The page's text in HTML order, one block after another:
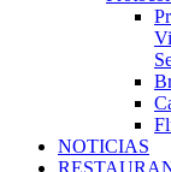
NOTICIAS